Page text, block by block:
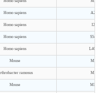
Homo sapiens A2-
Homo sapiens I2-F642
Homo sapiens S54-
Homo sapiens L407-
Mouse M1-
ramosus M1-
Mouse M1-